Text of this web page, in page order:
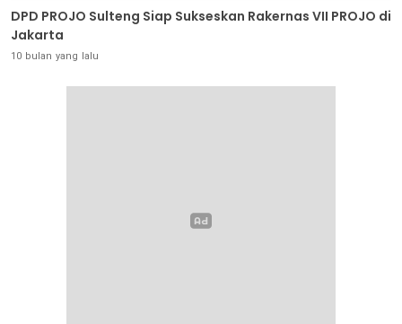
DPD PROJO Sulteng Siap Sukseskan Rakernas VII PROJO di
Jakarta
10 bulan yang lalu